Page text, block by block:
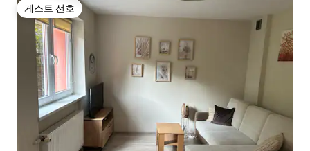
게스트 선호
게스트 선호